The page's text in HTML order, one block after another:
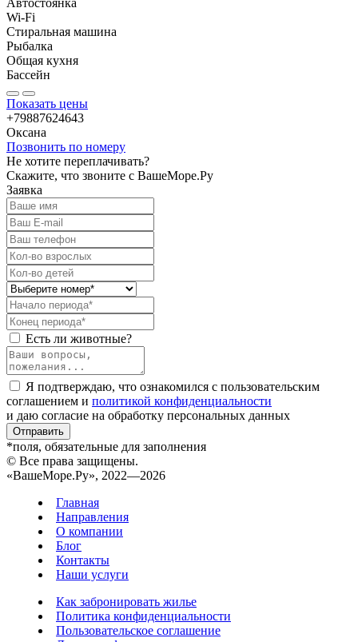
Wi-Fi
Стиральная машина
Рыбалка
Общая кухня
Бассейн
Показать цены
+79887624643
Оксана
Позвонить по номеру
Не хотите переплачивать?
Скажите, что звоните с ВашеМоре.Ру
Заявка
Есть ли животные?
Я подтверждаю, что ознакомился с пользовательским
соглашением и политикой конфиденциальности
и даю согласие на обработку персональных данных
Отправить
*поля, обязательные для заполнения
© Все права защищены.
«ВашеМоре.Ру», 2022—2026
Главная
Направления
О компании
Блог
Контакты
Наши услуги
Как забронировать жилье
Политика конфиденциальности
Пользовательское соглашение